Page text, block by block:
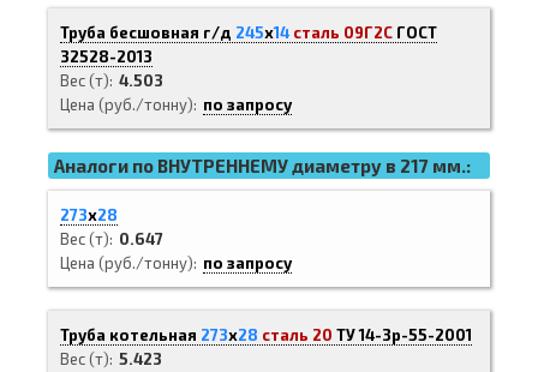
Труба бесшовная г/д 245х14 сталь 09Г2С ГОСТ
32528-2013
Вес (т) 4.503
Цена (руб./тонну)
по запросу
Аналоги по ВНУТРЕННЕМУ диаметру в 217 мм.:
273х28
Вес (т)
0.647
Цена (руб./тонну)
по запросу
Труба котельная 273х28 сталь 20 ТУ 14-3р-55-2001
Вес (т) 5.423